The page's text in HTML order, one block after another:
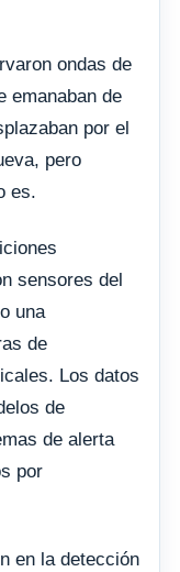
ondas de
emanaban de
por el
pero
es.
sensores del
una
de
Los datos
de
de alerta
por
en la detección